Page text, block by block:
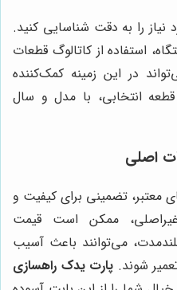
نیاز را به دقت شناسایی کنید.
استفاده از کاتالوگ قطعات
در این زمینه کمک‌کننده
انتخابی، با مدل و سال
معتبر، تضمینی برای کیفیت و
ممکن است قیمت
می‌توانند باعث آسیب
شوند. پارت یدک راهسازی